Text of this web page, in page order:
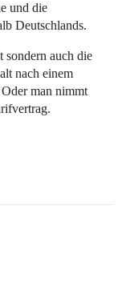
und die
Deutschlands.
sondern auch die
nach einem
man nimmt